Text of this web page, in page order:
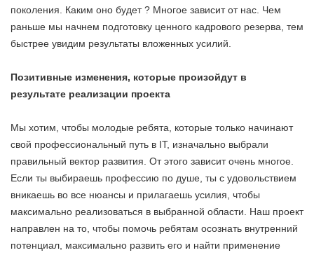
поколения. Каким оно будет ? Многое зависит от нас. Чем
раньше мы начнем подготовку ценного кадрового резерва, тем
быстрее увидим результаты вложенных усилий.
Позитивные изменения, которые произойдут в
результате реализации проекта
Мы хотим, чтобы молодые ребята, которые только начинают
свой профессиональный путь в IT, изначально выбрали
правильный вектор развития. От этого зависит очень многое.
Если ты выбираешь профессию по душе, ты с удовольствием
вникаешь во все нюансы и прилагаешь усилия, чтобы
максимально реализоваться в выбранной области. Наш проект
направлен на то, чтобы помочь ребятам осознать внутренний
потенциал, максимально развить его и найти применение